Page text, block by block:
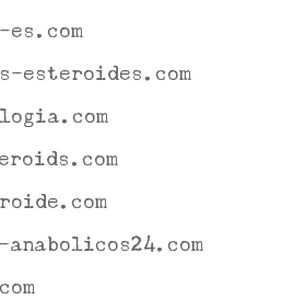
esteroides.com
anabolicos24.com